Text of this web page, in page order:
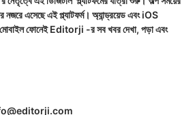
নজরে এসেছে এই প্ল্যাটফর্ম। অ্যান্ড্রয়েড এবং iOS
ফোনেই Editorji -র সব খবর দেখা, পড়া এবং